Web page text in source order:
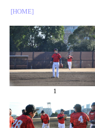
[HOME]
1